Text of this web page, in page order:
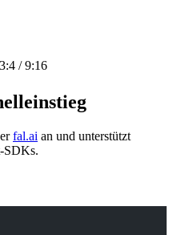
/ 9:16
fal.ai an und unterstützt
SDKs.